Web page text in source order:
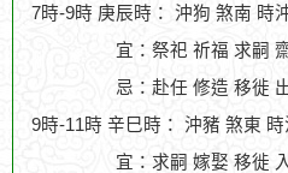
7時-9時 庚辰時： 沖狗 煞南 時
宜：祭祀 祈福 求嗣
忌：赴任 修造 移徙
9時-11時 辛巳時： 沖豬 煞東
宜：求嗣 嫁娶 移徙